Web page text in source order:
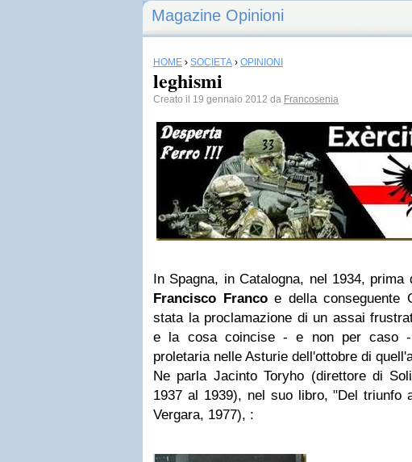
Magazine Opinioni
HOME › SOCIETÀ › OPINIONI
leghismi
Creato il 19 gennaio 2012 da Francosenia
In Spagna, in Catalogna, nel 1934, prima
Francisco Francoe della conseguente
stata la proclamazione di un assai
e la cosa coincise - e non per caso -
proletaria nelle Asturie dell'ottobre di
Ne parla Jacinto Toryho (direttore di
1937 al 1939), nel suo libro, "Del triunfo
Vergara, 1977), :